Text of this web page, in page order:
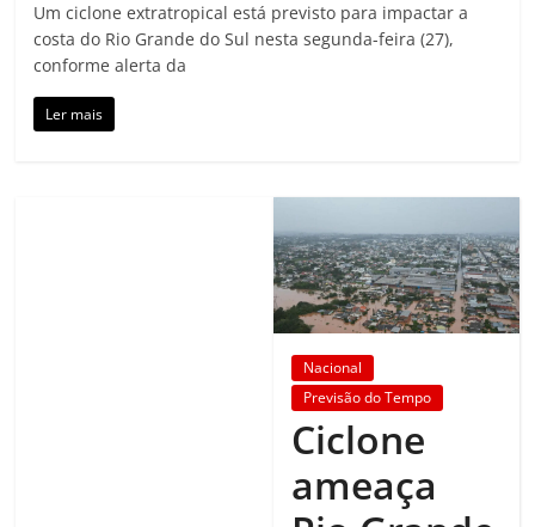
Um ciclone extratropical está previsto para impactar a
costa do Rio Grande do Sul nesta segunda-feira (27),
conforme alerta da
Ler mais
Nacional
Previsão do Tempo
Ciclone
ameaça